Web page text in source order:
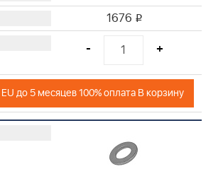
1676 i
- +
до 5 месяцев 100% оплата В корзину